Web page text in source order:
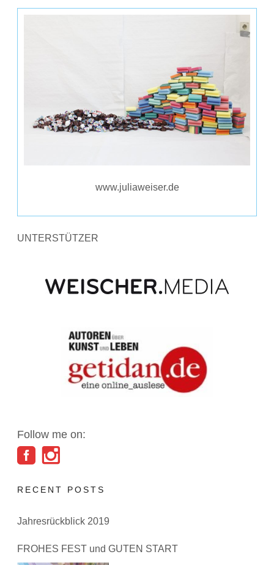
www.juliaweiser.de
UNTERSTÜTZER
Follow me on:
RECENT POSTS
Jahresrückblick 2019
FROHES FEST und GUTEN START